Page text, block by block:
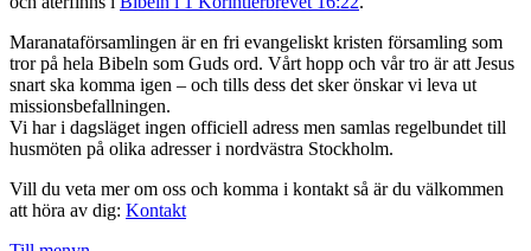
Maranataförsamlingen är en fri evangeliskt kristen församling som
tror på hela Bibeln som Guds ord. Vårt hopp och vår tro är att Jesus
snart ska komma igen – och tills dess det sker önskar vi leva ut
missionsbefallningen.
Vi har i dagsläget ingen officiell adress men samlas regelbundet till
husmöten på olika adresser i nordvästra Stockholm.
Vill du veta mer om oss och komma i kontakt så är du välkommen
att höra av dig: Kontakt